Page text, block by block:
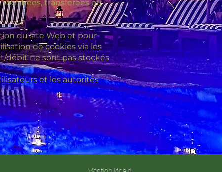
transférées ou
du site Web et pour
de cookies via les
débit ne sont pas stockés
et les autorités